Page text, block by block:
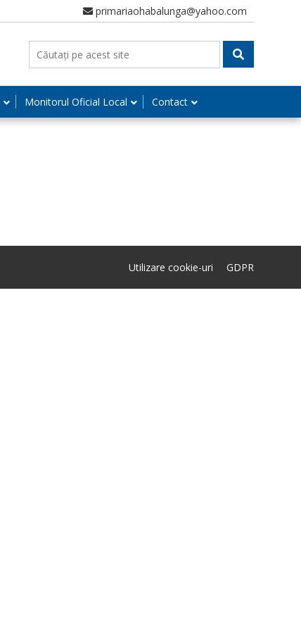
primariaohabalunga@yahoo.com
Monitorul Oficial Local Contact
Utilizare cookie-uri GDPR